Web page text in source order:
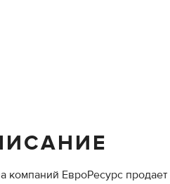
компаний ЕвроРесурс